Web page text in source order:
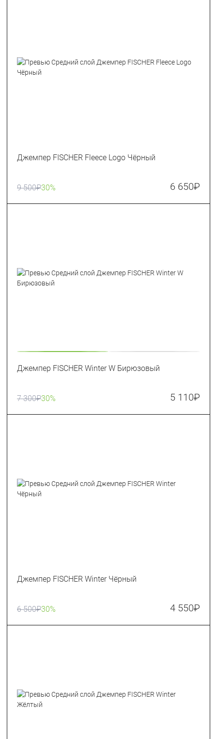
Джемпер FISCHER Fleece Logo Чёрный
9 500₽30% 6 650₽
Джемпер FISCHER Winter W Бирюзовый
7 300₽30% 5 110₽
Джемпер FISCHER Winter Чёрный
6 500₽30% 4 550₽